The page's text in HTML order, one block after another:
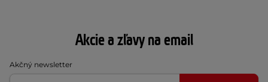
Akcie a zľavy na email
Akčný newsletter